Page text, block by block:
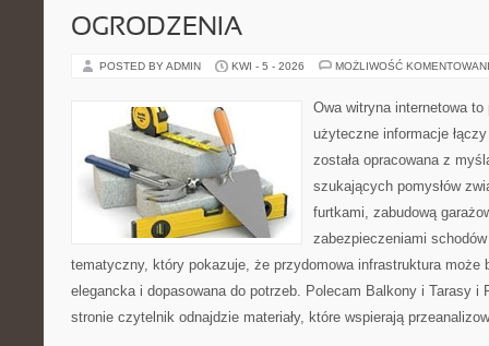
OGRODZENIA
POSTED BY ADMIN KWI - 5 - 2026 MOŻLIWOŚĆ
Owa witryna internetowa
użyteczne informacje
została opracowana z
szukających pomysłów
furtkami, zabudową
zabezpieczeniami
tematyczny, który pokazuje, że przydomowa infrastruktura może
elegancka i dopasowana do potrzeb. Polecam Balkony i Tarasy i
stronie czytelnik odnajdzie materiały, które wspierają